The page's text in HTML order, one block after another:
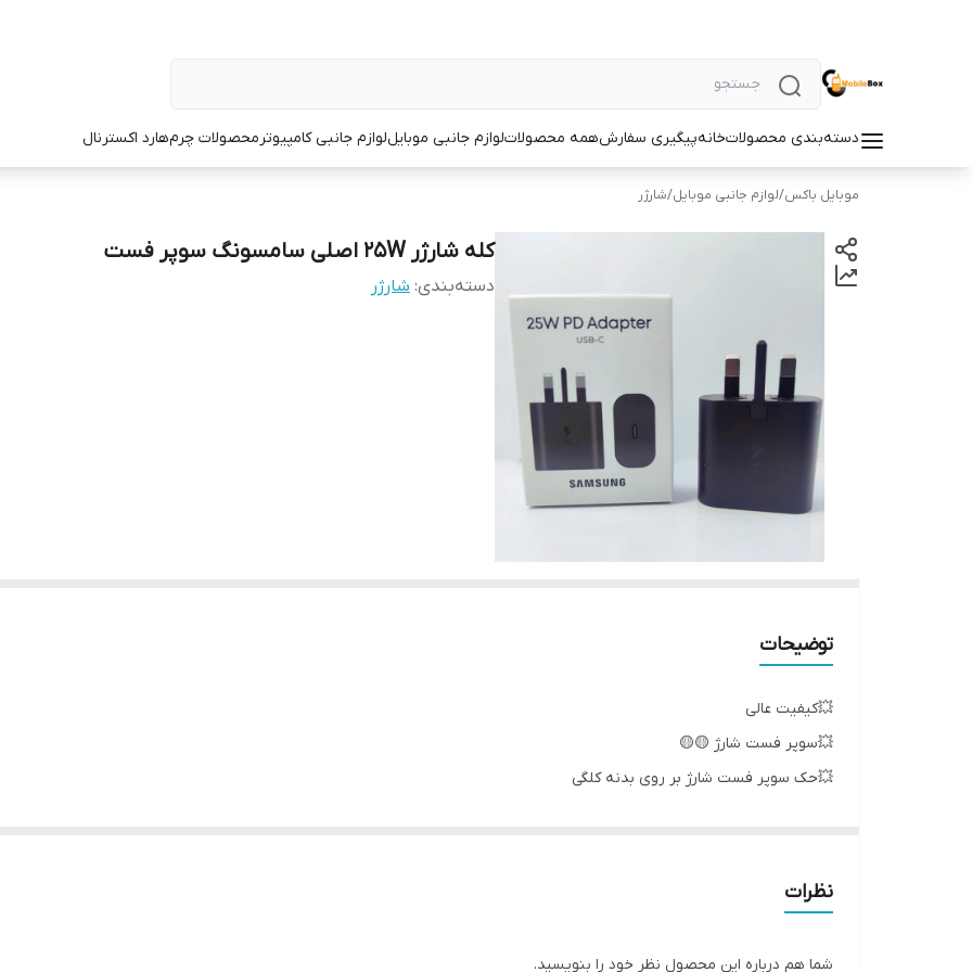
دسته‌بندی محصولاتخانهپیگیری سفارشهمه محصولاتلوازم جانبی موبایللوازم جانبی کامپیوترمحصولات چرمهارد اکسترنال
موبایل باکس/لوازم جانبی موبایل/شارژر
کله شارژر 25W اصلی سامسونگ سوپر فست
دسته‌بندی: شارژر
توضیحات
💥کیفیت عالی
💥سوپر فست شارژ 🟡🟡
💥حک سوپر فست شارژ بر روی بدنه کلگی
💥پک کوچک🔥
💥وات خروجی 25W
نظرات
شما هم درباره این محصول نظر خود را بنویسید.